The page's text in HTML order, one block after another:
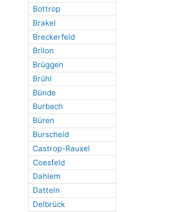
Bottrop
Brakel
Breckerfeld
Brilon
Brüggen
Brühl
Bünde
Burbach
Büren
Burscheid
Castrop-Rauxel
Coesfeld
Dahlem
Datteln
Delbrück